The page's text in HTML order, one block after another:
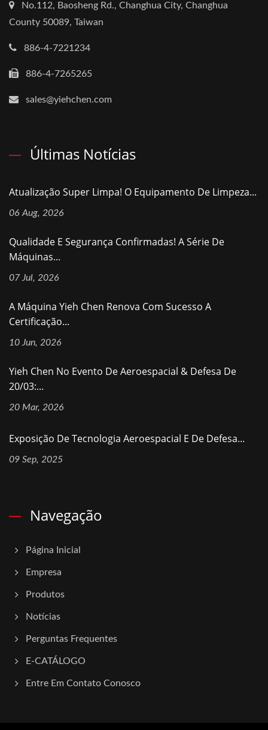
No.112, Baosheng Rd., Changhua City, Changhua
County 50089, Taiwan
886-4-7221234
886-4-7265265
sales@yiehchen.com
Últimas Notícias
Atualização Super Limpa! O Equipamento De Limpeza...
06 Aug, 2026
Qualidade E Segurança Confirmadas! A Série De
Máquinas...
07 Jul, 2026
A Máquina Yieh Chen Renova Com Sucesso A
Certificação...
10 Jun, 2026
Yieh Chen No Evento De Aeroespacial & Defesa De
20/03:...
20 Mar, 2026
Exposição De Tecnologia Aeroespacial E De Defesa...
09 Sep, 2025
Navegação
Página Inicial
Empresa
Produtos
Notícias
Perguntas Frequentes
E-CATÁLOGO
Entre Em Contato Conosco